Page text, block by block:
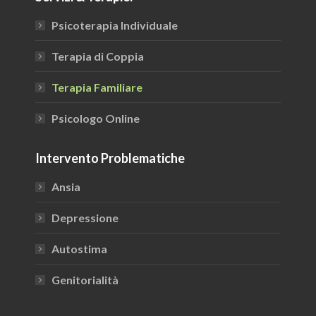
windowwindow
Psicoterapia Individuale
Terapia di Coppia
Terapia Familiare
Psicologo Online
Intervento Problematiche
Ansia
Depressione
Autostima
Genitorialità